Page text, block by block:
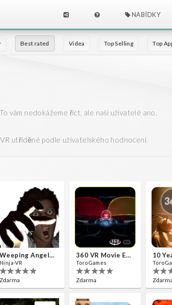
NABÍDKY
Best rated Videa Top Selling Top
vám nedokážeme říct, ale naši uživatelé ano.
utříděné podle uživatelského hodnocení.
Weeping Angels VR
Ninja-VR
Zdarma
360 VR Movie Experience
ToroGames
Zdarma Zdarma